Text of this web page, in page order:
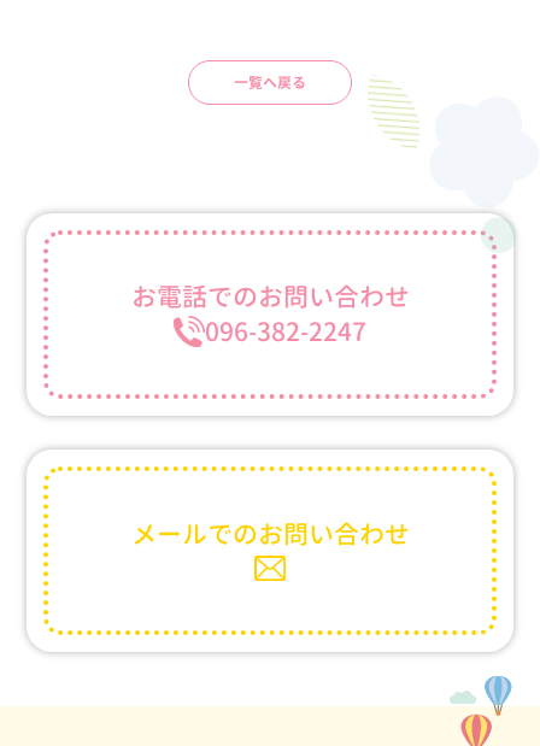
一覧へ戻る
お電話でのお問い合わせ
096-382-2247
メールでのお問い合わせ